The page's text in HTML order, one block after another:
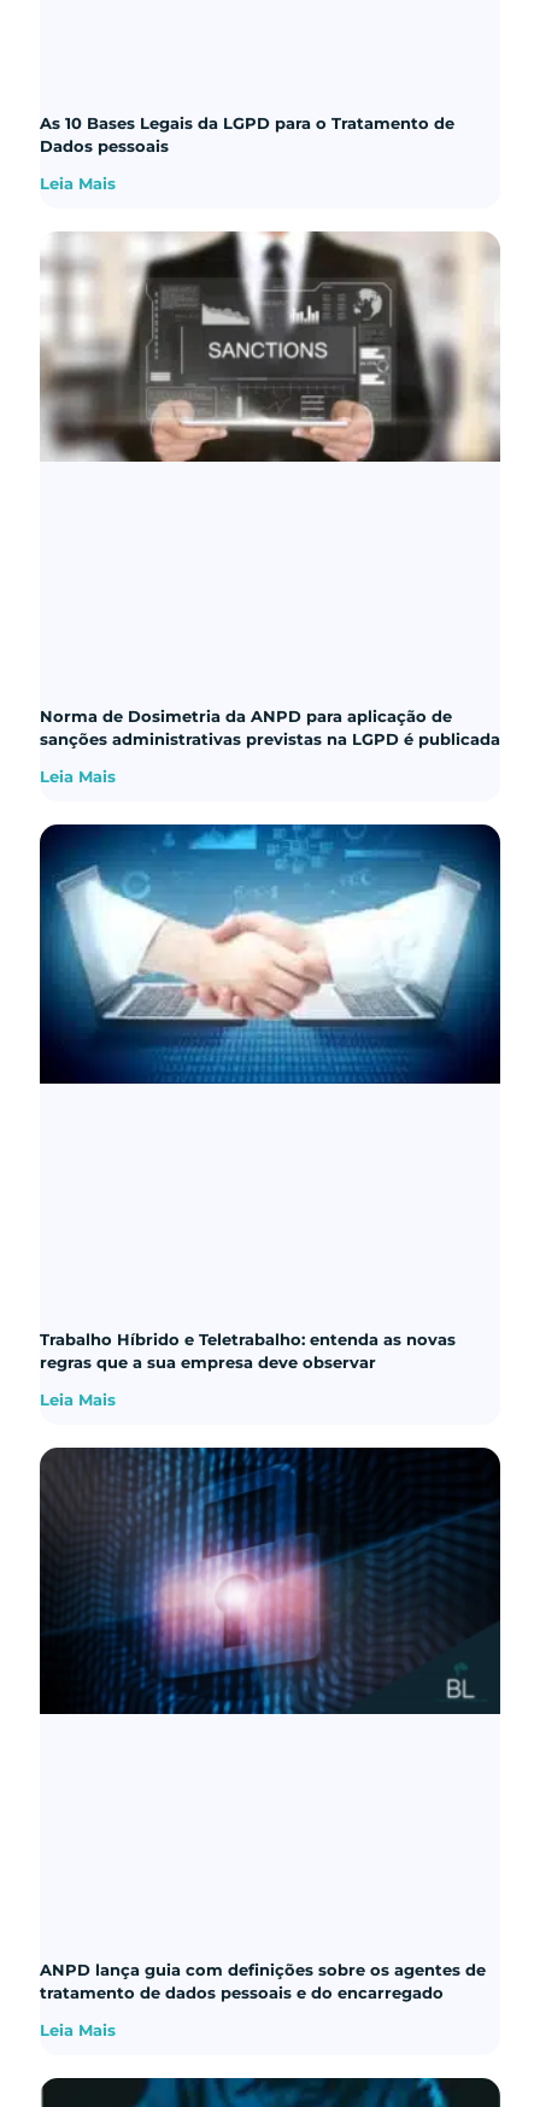
As 10 Bases Legais da LGPD para o Tratamento de
Dados pessoais
Leia Mais
Norma de Dosimetria da ANPD para aplicação de
sanções administrativas previstas na LGPD é publicada
Leia Mais
Trabalho Híbrido e Teletrabalho: entenda as novas
regras que a sua empresa deve observar
Leia Mais
ANPD lança guia com definições sobre os agentes de
tratamento de dados pessoais e do encarregado
Leia Mais